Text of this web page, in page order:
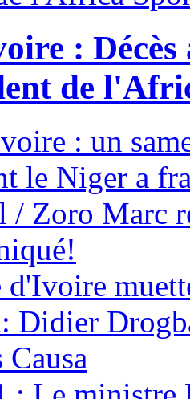
:
de
: un
le Niger a
/ Zoro Marc
d'Ivoire
Didier